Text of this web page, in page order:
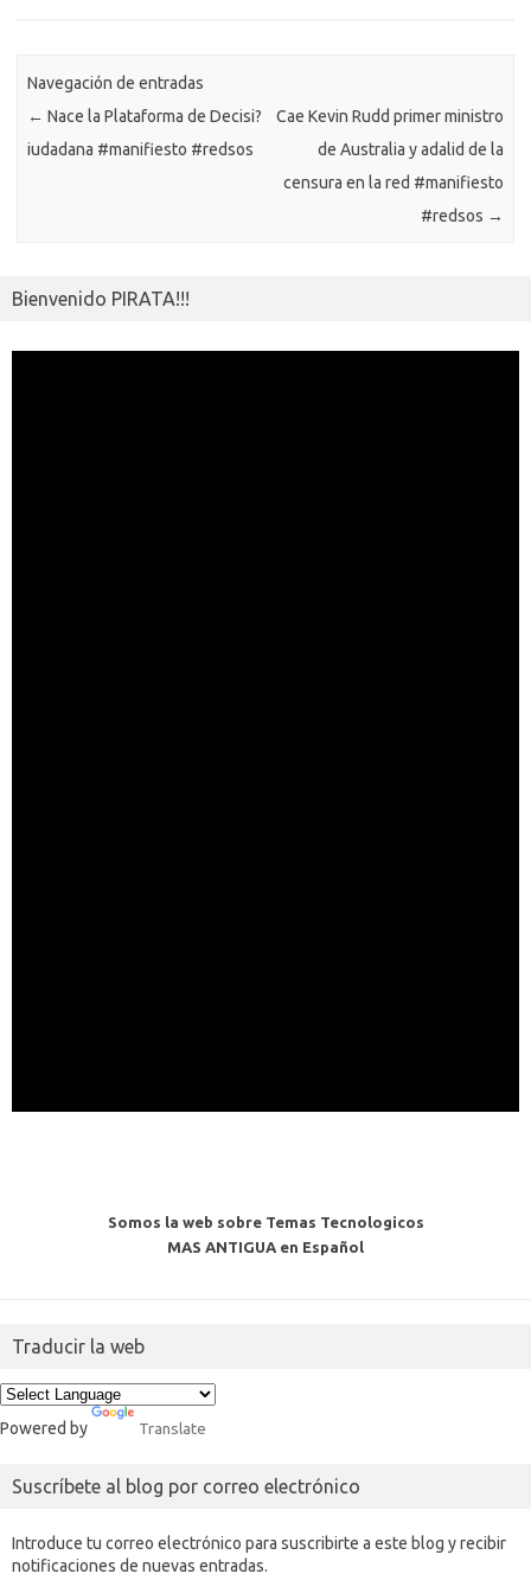
i
ti
r
Navegación de entradas
← Nace la Plataforma de Decisi?
iudadana #manifiesto #redsos
Cae Kevin Rudd primer ministro
de Australia y adalid de la
censura en la red #manifiesto
#redsos →
Bienvenido PIRATA!!!
Somos la web sobre Temas Tecnologicos
MAS ANTIGUA en Español
Traducir la web
Powered by Translate
Suscríbete al blog por correo electrónico
Introduce tu correo electrónico para suscribirte a este blog y recibir
notificaciones de nuevas entradas.